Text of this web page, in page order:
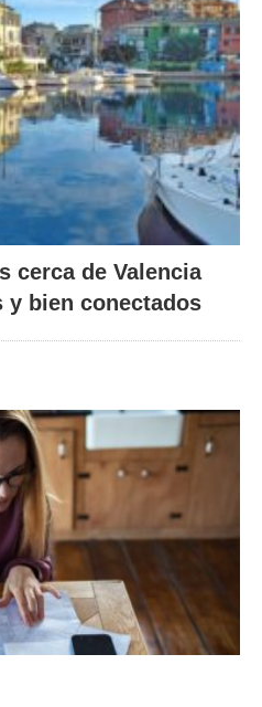
cerca de Valencia
bien conectados